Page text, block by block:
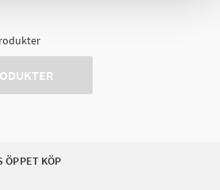
ÖPPET KÖP